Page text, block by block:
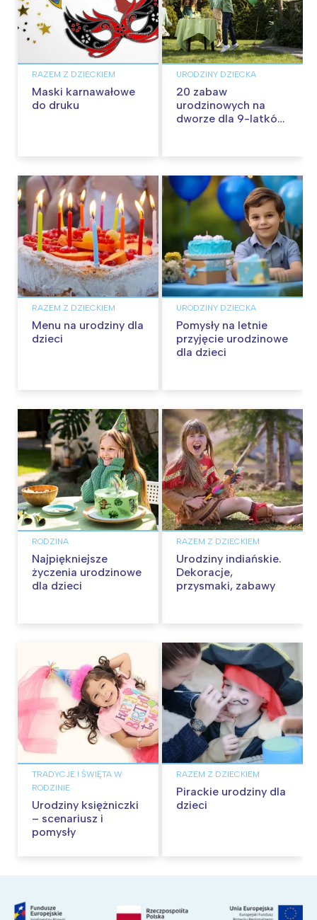
RAZEM Z DZIECKIEM
Maski karnawałowe
do druku
URODZINY DZIECKA
20 zabaw
urodzinowych na
dworze dla 9-latków
RAZEM Z DZIECKIEM
Menu na urodziny dla
dzieci
URODZINY DZIECKA
Pomysły na letnie
przyjęcie urodzinowe
dla dzieci
RODZINA
Najpiękniejsze
życzenia urodzinowe
dla dzieci
RAZEM Z DZIECKIEM
Urodziny indiańskie.
Dekoracje,
przysmaki, zabawy
TRADYCJE I ŚWIĘTA W
RODZINIE
Urodziny księżniczki
– scenariusz i
pomysły
RAZEM Z DZIECKIEM
Pirackie urodziny dla
dzieci